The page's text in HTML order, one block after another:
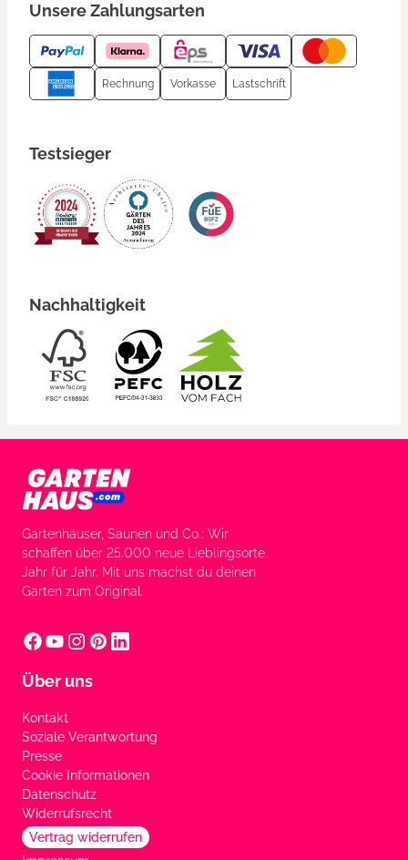
Unsere Zahlungsarten
Rechnung Vorkasse Lastschrift
Testsieger
Nachhaltigkeit
Gartenhäuser, Saunen und Co.: Wir
schaffen über 25.000 neue Lieblingsorte
Jahr für Jahr. Mit uns machst du deinen
Garten zum Original.
Über uns
Kontakt
Soziale Verantwortung
Presse
Cookie Informationen
Datenschutz
Widerrufsrecht
Vertrag widerrufen